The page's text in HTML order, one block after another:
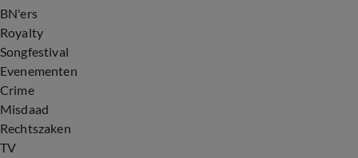
BN'ers
Royalty
Songfestival
Evenementen
Crime
Misdaad
Rechtszaken
TV